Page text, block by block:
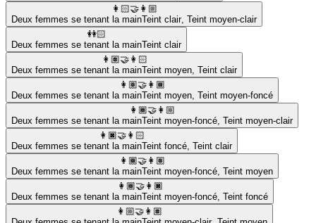
👩🏻‍🤝‍👩🏼
Deux femmes se tenant la mainTeint clair, Teint moyen-clair
👭🏻
Deux femmes se tenant la mainTeint clair
👩🏽‍🤝‍👩🏻
Deux femmes se tenant la mainTeint moyen Teint clair
👩🏽‍🤝‍👩🏾
Deux femmes se tenant la mainTeint moyen Teint moyen-foncé
👩🏾‍🤝‍👩🏼
Deux femmes se tenant la mainTeint moyen-foncé Teint moyen-clair
👩🏿‍🤝‍👩🏻
Deux femmes se tenant la mainTeint foncé Teint clair
👩🏾‍🤝‍👩🏽
Deux femmes se tenant la mainTeint moyen-foncé Teint moyen
👩🏾‍🤝‍👩🏿
Deux femmes se tenant la mainTeint moyen-foncé Teint foncé
👩🏼‍🤝‍👩🏽